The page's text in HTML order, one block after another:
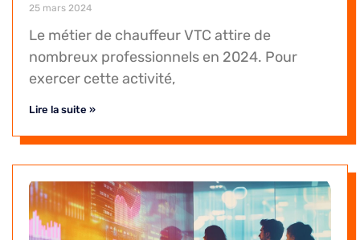
25 mars 2024
Le métier de chauffeur VTC attire de
nombreux professionnels en 2024. Pour
exercer cette activité,
Lire la suite »